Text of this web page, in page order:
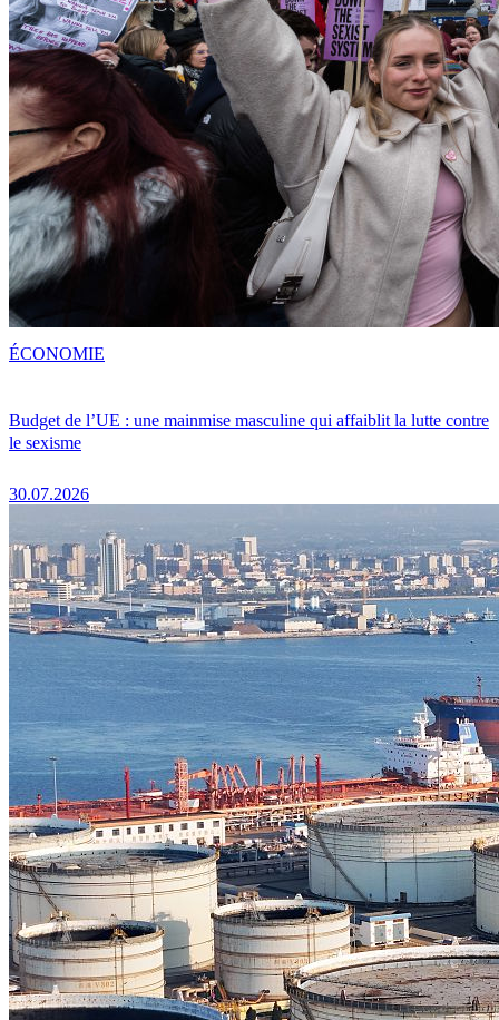
Budget de l’UE : une mainmise masculine qui affaiblit la lutte contre
le sexisme
30.07.2026
ÉCONOMIE